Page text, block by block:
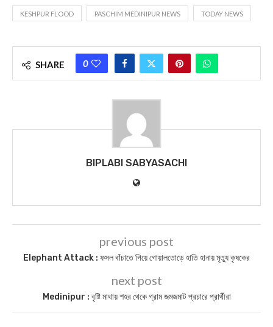
KESHPUR FLOOD PASCHIM MEDINIPUR NEWS TODAY NEWS
SHARE 0
BIPLABI SABYASACHI
previous post
Elephant Attack : ফসল বাঁচাতে গিয়ে গোয়ালতোড়ে হাতি হানায় মৃত্যু কৃষকের
next post
Medinipur : বৃষ্টি মাথায় শহর থেকে গ্রাম জমজমাট প্রচারে প্রার্থীরা